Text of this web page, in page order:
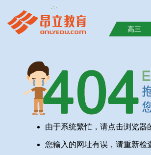
高三
由于系统繁忙，请点击浏览器
您输入的网址有误，请重新检